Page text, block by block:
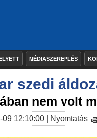
MÉDIASZEREPLÉS
szedi
nem volt
12:10:00 | Nyomtatás